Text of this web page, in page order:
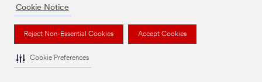
Cookie Notice
Reject Non-Essential Cookies Accept Cookies
Cookie Preferences